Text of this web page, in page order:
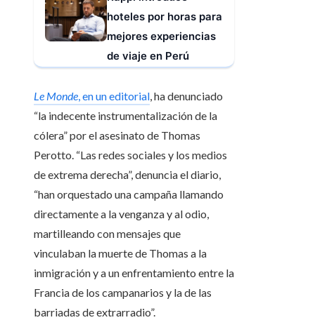
hoteles por horas para
mejores experiencias
de viaje en Perú
Le Monde, en un editorial, ha denunciado
“la indecente instrumentalización de la
cólera” por el asesinato de Thomas
Perotto. “Las redes sociales y los medios
de extrema derecha”, denuncia el diario,
“han orquestado una campaña llamando
directamente a la venganza y al odio,
martilleando con mensajes que
vinculaban la muerte de Thomas a la
inmigración y a un enfrentamiento entre la
Francia de los campanarios y la de las
barriadas de extrarradio”.